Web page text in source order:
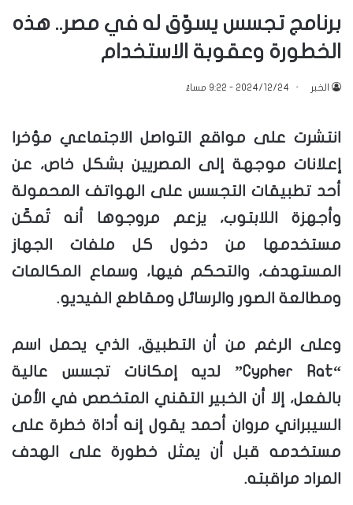
برنامج تجسس يسوّق له في مصر.. هذه
الخطورة وعقوبة الاستخدام
الخبر 2024/12/24 - 9:22 مساءً
انتشرت على مواقع التواصل الاجتماعي مؤخرا
إعلانات موجهة إلى المصريين بشكل خاص، عن
أحد تطبيقات التجسس على الهواتف المحمولة
وأجهزة اللابتوب، يزعم مروجوها أنه تُمكّن
مستخدمها من دخول كل ملفات الجهاز
المستهدف، والتحكم فيها، وسماع المكالمات
ومطالعة الصور والرسائل ومقاطع الفيديو.
وعلى الرغم من أن التطبيق، الذي يحمل اسم
“Cypher Rat” لديه إمكانات تجسس عالية
بالفعل، إلا أن الخبير التقني المتخصص في الأمن
السيبراني مروان أحمد يقول إنه أداة خطرة على
مستخدمه قبل أن يمثل خطورة على الهدف
المراد مراقبته.